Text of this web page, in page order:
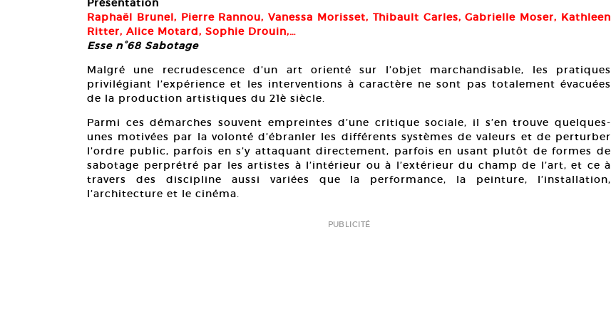
Raphaël Brunel, Pierre Rannou, Vanessa Morisset, Thibault Carles, Gabrielle Moser, Kathleen
Ritter, Alice Motard, Sophie Drouin,…
Esse n°68 Sabotage
Malgré une recrudescence d’un art orienté sur l’objet marchandisable, les pratiques
privilégiant l’expérience et les interventions à caractère ne sont pas totalement évacuées
de la production artistiques du 21è siècle.
Parmi ces démarches souvent empreintes d’une critique sociale, il s’en trouve quelques-
unes motivées par la volonté d’ébranler les différents systèmes de valeurs et de perturber
l’ordre public, parfois en s’y attaquant directement, parfois en usant plutôt de formes de
sabotage perprétré par les artistes à l’intérieur ou à l’extérieur du champ de l’art, et ce à
travers des discipline aussi variées que la performance, la peinture, l’installation,
l’architecture et le cinéma.
PUBLICITÉ